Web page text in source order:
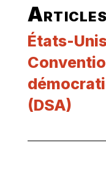
États-
(DSA)